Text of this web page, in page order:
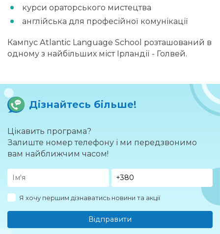
курси ораторського мистецтва
англійська для професійної комунікації
Кампус Atlantic Language School розташований в
одному з найбільших міст Ірландії - Голвей.
Дізнайтесь більше!
Цікавить програма?
Залиште номер телефону і ми передзвонимо
вам найближчим часом!
Я хочу першим дізнаватись новини та акції
Відправити